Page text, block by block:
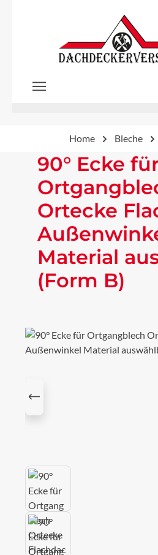
Zum Hauptinhalt springen
Home Bleche
90° Ecke
Ortecke
Material
(Form B)
Bildergalerie überspringen